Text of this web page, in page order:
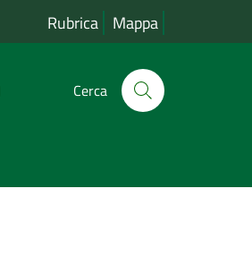
Rubrica Mappa
Cerca